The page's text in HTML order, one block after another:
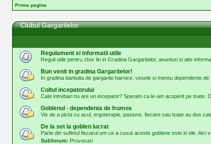
Prima pagina
Clubul Gargaritelor
Regulament si informatii utile
Reguli utile pentru zbor lin in Gradina Gargaritelor, anunturi si alte
Bun venit in gradina Gargaritelor!
In gradina bantuita de gargarite harnice, vesele si mereu dependente
Coltul incepatorului
Cate intrebari nu are un incepator? Speram ca le-am acoperit pe toate.
Goblenul - dependenta de frumos
Vis de a picta cu acul, ergoterapie, pasiune, fiecare sau toate au dus
De la set la goblen lucrat
Parte din sufletul fiecarui om ce a cusut aceste goblene este in ele. Aici
Subforum: Provocari